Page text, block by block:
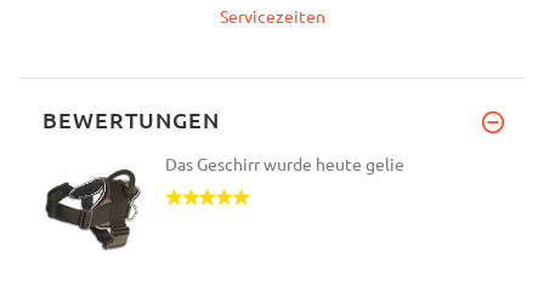
Servicezeiten
BEWERTUNGEN
Das Geschirr wurde heute gelie